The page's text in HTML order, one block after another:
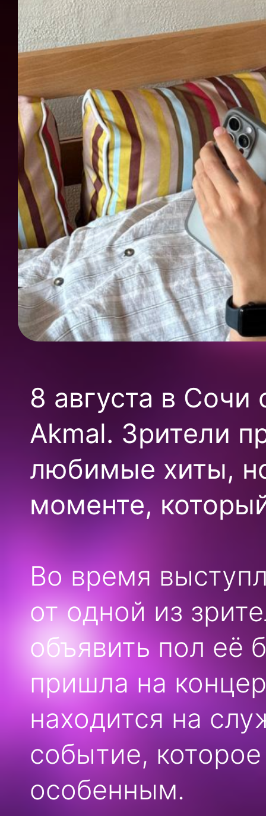
8 августа в Сочи
Akmal. Зрители
любимые хиты,
моменте,
Во время
от одной из
объявить пол её
пришла на
находится на
событие,
особенным.